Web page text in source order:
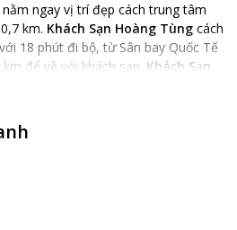
ngay vị trí đẹp cách trung tâm
km. Khách Sạn Hoàng Tùng cách
18 phút đi bộ, từ Sân bay Quốc Tế
để về với khách sạn. Khách Sạn
bao gồm nhiều phòng nghỉ thoáng
dùng sinh hoạt trong cuộc sống
kế bên giường ngủ tạo không
màn đêm buông xuống, máy điều